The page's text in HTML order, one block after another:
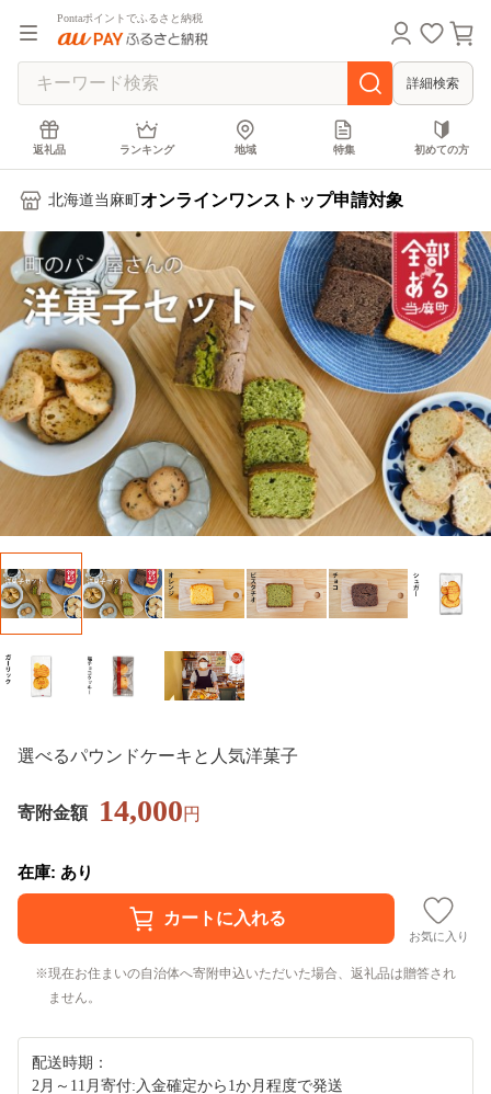
Pontaポイントでふるさと納税
詳細検索
返礼品 ランキング 地域 特集 初めての方
北海道当麻町 オンラインワンストップ申請対象
選べるパウンドケーキと人気洋菓子
寄附金額 14,000円
在庫: あり
お気に入り
現在お住まいの自治体へ寄附申込いただいた場合、返礼品は贈答され
ません。
配送時期：
2月～11月寄付:入金確定から1か月程度で発送